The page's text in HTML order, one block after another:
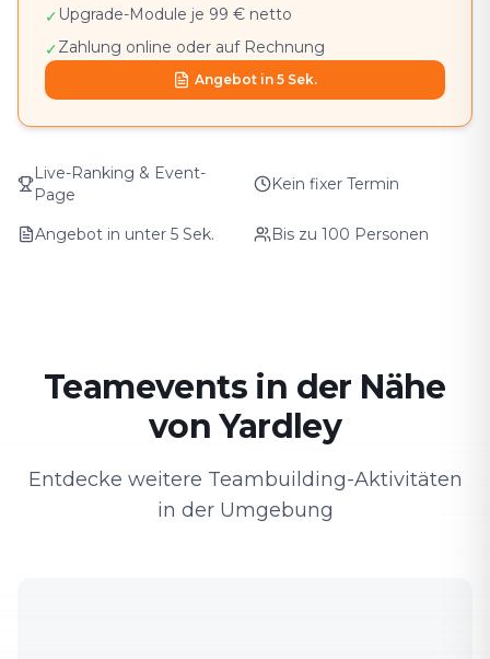
✓ Upgrade-Module je 99 € netto
✓Zahlung online oder auf Rechnung
Angebot in 5 Sek.
Live-Ranking & Event-
Page
Kein fixer Termin
Angebot in unter 5 Sek. Bis zu 100 Personen
Teamevents in der Nähe
von Yardley
Entdecke weitere Teambuilding-Aktivitäten
in der Umgebung